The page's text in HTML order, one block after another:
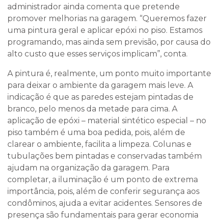
administrador ainda comenta que pretende
promover melhorias na garagem. “Queremos fazer
uma pintura geral e aplicar epóxi no piso. Estamos
programando, mas ainda sem previsão, por causa do
alto custo que esses serviços implicam”, conta.
A pintura é, realmente, um ponto muito importante
para deixar o ambiente da garagem mais leve. A
indicação é que as paredes estejam pintadas de
branco, pelo menos da metade para cima. A
aplicação de epóxi – material sintético especial – no
piso também é uma boa pedida, pois, além de
clarear o ambiente, facilita a limpeza. Colunas e
tubulações bem pintadas e conservadas também
ajudam na organização da garagem. Para
completar, a iluminação é um ponto de extrema
importância, pois, além de conferir segurança aos
condôminos, ajuda a evitar acidentes. Sensores de
presença são fundamentais para gerar economia